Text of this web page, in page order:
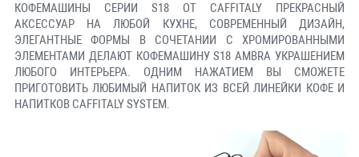
КОФЕМАШИНЫ СЕРИИ S18 ОТ CAFFITALY ПРЕКРАСНЫЙ
АКСЕССУАР НА ЛЮБОЙ КУХНЕ, СОВРЕМЕННЫЙ ДИЗАЙН,
ЭЛЕГАНТНЫЕ ФОРМЫ В СОЧЕТАНИИ С ХРОМИРОВАННЫМИ
ЭЛЕМЕНТАМИ ДЕЛАЮТ КОФЕМАШИНУ S18 AMBRA УКРАШЕНИЕМ
ЛЮБОГО ИНТЕРЬЕРА. ОДНИМ НАЖАТИЕМ ВЫ СМОЖЕТЕ
ПРИГОТОВИТЬ ЛЮБИМЫЙ НАПИТОК ИЗ ВСЕЙ ЛИНЕЙКИ КОФЕ И
НАПИТКОВ CAFFITALY SYSTEM.